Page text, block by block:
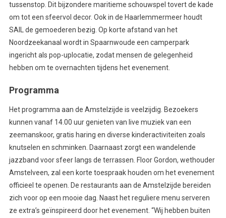
tussenstop. Dit bijzondere maritieme schouwspel tovert de kade
om tot een sfeervol decor. Ook in de Haarlemmermeer houdt
SAIL de gemoederen bezig. Op korte afstand van het
Noordzeekanaal wordt in Spaarnwoude een camperpark
ingericht als pop-uplocatie, zodat mensen de gelegenheid
hebben om te overnachten tijdens het evenement.
Programma
Het programma aan de Amstelzijde is veelzijdig. Bezoekers
kunnen vanaf 14.00 uur genieten van live muziek van een
zeemanskoor, gratis haring en diverse kinderactiviteiten zoals
knutselen en schminken. Daarnaast zorgt een wandelende
jazzband voor sfeer langs de terrassen. Floor Gordon, wethouder
Amstelveen, zal een korte toespraak houden om het evenement
officieel te openen. De restaurants aan de Amstelzijde bereiden
zich voor op een mooie dag. Naast het reguliere menu serveren
ze extra’s geïnspireerd door het evenement. “Wij hebben buiten